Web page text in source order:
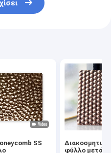
SS
Διακοσμητικό
φύλλο